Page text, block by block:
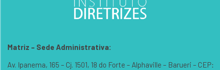
Matriz – Sede Administrativa:
Av. Ipanema, 165 – Cj. 1501, 18 do Forte – Alphaville – Barueri – CEP: